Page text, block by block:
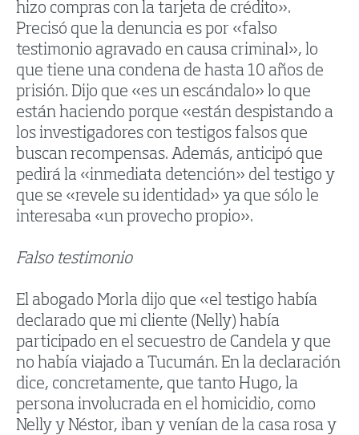
hizo compras con la tarjeta de crédito».
Precisó que la denuncia es por «falso
testimonio agravado en causa criminal», lo
que tiene una condena de hasta 10 años de
prisión. Dijo que «es un escándalo» lo que
están haciendo porque «están despistando a
los investigadores con testigos falsos que
buscan recompensas. Además, anticipó que
pedirá la «inmediata detención» del testigo y
que se «revele su identidad» ya que sólo le
interesaba «un provecho propio».
Falso testimonio
El abogado Morla dijo que «el testigo había
declarado que mi cliente (Nelly) había
participado en el secuestro de Candela y que
no había viajado a Tucumán. En la declaración
dice, concretamente, que tanto Hugo, la
persona involucrada en el homicidio, como
Nelly y Néstor, iban y venían de la casa rosa y